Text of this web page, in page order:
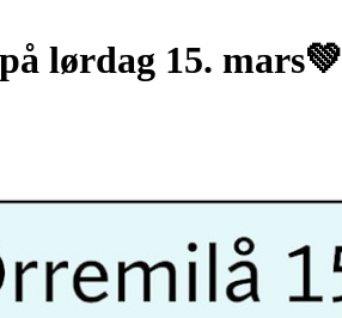
lørdag 15. mars💚